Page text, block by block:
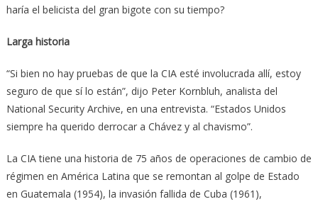
haría el belicista del gran bigote con su tiempo?
Larga historia
“Si bien no hay pruebas de que la CIA esté involucrada allí, estoy
seguro de que sí lo están”, dijo Peter Kornbluh, analista del
National Security Archive, en una entrevista. “Estados Unidos
siempre ha querido derrocar a Chávez y al chavismo”.
La CIA tiene una historia de 75 años de operaciones de cambio de
régimen en América Latina que se remontan al golpe de Estado
en Guatemala (1954), la invasión fallida de Cuba (1961),